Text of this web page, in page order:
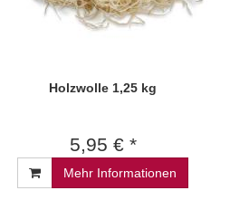
Holzwolle 1,25 kg
5,95 € *
Mehr Informationen